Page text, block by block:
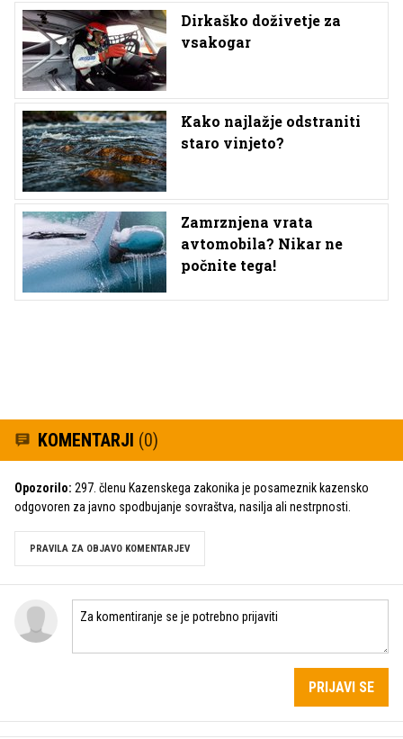
Dirkaško doživetje za
vsakogar
Kako najlažje odstraniti
staro vinjeto?
Zamrznjena vrata
avtomobila? Nikar ne
počnite tega!
KOMENTARJI (0)
Opozorilo: 297. členu Kazenskega zakonika je posameznik kazensko
odgovoren za javno spodbujanje sovraštva, nasilja ali nestrpnosti.
PRAVILA ZA OBJAVO KOMENTARJEV
PRIJAVI SE